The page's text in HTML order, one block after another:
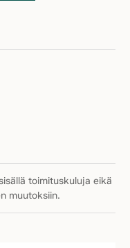
toimituskuluja eikä
muutoksiin.